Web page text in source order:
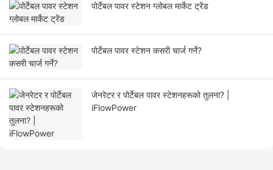
पोर्टेबल पावर स्टेशन ग्लोबल मार्केट ट्रेंड
पोर्टेबल पावर स्टेशन कसरी चार्ज गर्ने?
जेनरेटर र पोर्टेबल पावर स्टेशनहरूको तुलना? |
iFlowPower